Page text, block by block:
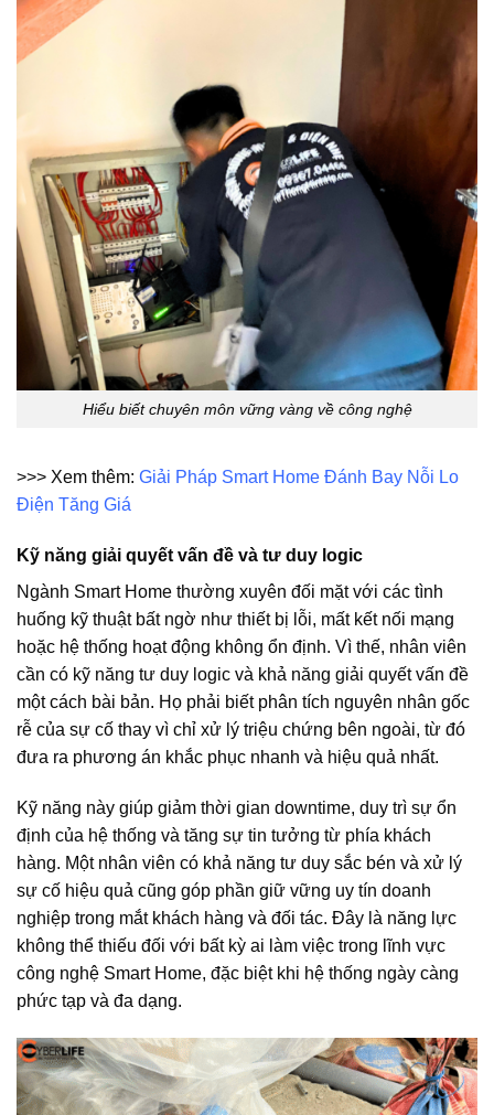
Hiểu biết chuyên môn vững vàng về công nghệ
>>> Xem thêm: Giải Pháp Smart Home Đánh Bay Nỗi Lo
Điện Tăng Giá
Kỹ năng giải quyết vấn đề và tư duy logic
Ngành Smart Home thường xuyên đối mặt với các tình
huống kỹ thuật bất ngờ như thiết bị lỗi, mất kết nối mạng
hoặc hệ thống hoạt động không ổn định. Vì thế, nhân viên
cần có kỹ năng tư duy logic và khả năng giải quyết vấn đề
một cách bài bản. Họ phải biết phân tích nguyên nhân gốc
rễ của sự cố thay vì chỉ xử lý triệu chứng bên ngoài, từ đó
đưa ra phương án khắc phục nhanh và hiệu quả nhất.
Kỹ năng này giúp giảm thời gian downtime, duy trì sự ổn
định của hệ thống và tăng sự tin tưởng từ phía khách
hàng. Một nhân viên có khả năng tư duy sắc bén và xử lý
sự cố hiệu quả cũng góp phần giữ vững uy tín doanh
nghiệp trong mắt khách hàng và đối tác. Đây là năng lực
không thể thiếu đối với bất kỳ ai làm việc trong lĩnh vực
công nghệ Smart Home, đặc biệt khi hệ thống ngày càng
phức tạp và đa dạng.